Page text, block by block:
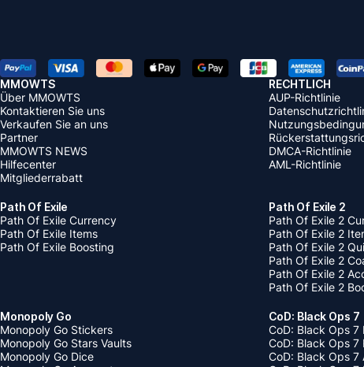
MMOWTS
Über MMOWTS
Kontaktieren Sie uns
Verkaufen Sie an uns
Partner
MMOWTS NEWS
Hilfecenter
Mitgliederrabatt
RECHTLICH
AUP-Richtlinie
DMCA-Richtlinie
AML-Richtlinie
Path Of Exile
Path Of Exile Currency
Path Of Exile Items
Path Of Exile Boosting
Path Of Exile 2
Path Of Exile 2
Path Of Exile 2
Path Of Exile 2
Path Of Exile 2
Path Of Exile 2
Path Of Exile 2
Monopoly Go
Monopoly Go Stickers
Monopoly Go Stars Vaults
Monopoly Go Dice
CoD: Black Ops 7
CoD: Black Ops 7
CoD: Black Ops 7
CoD: Black Ops 7